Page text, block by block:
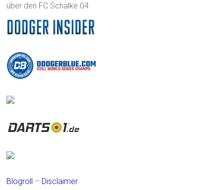
über den FC Schalke 04
Blogroll – Disclaimer